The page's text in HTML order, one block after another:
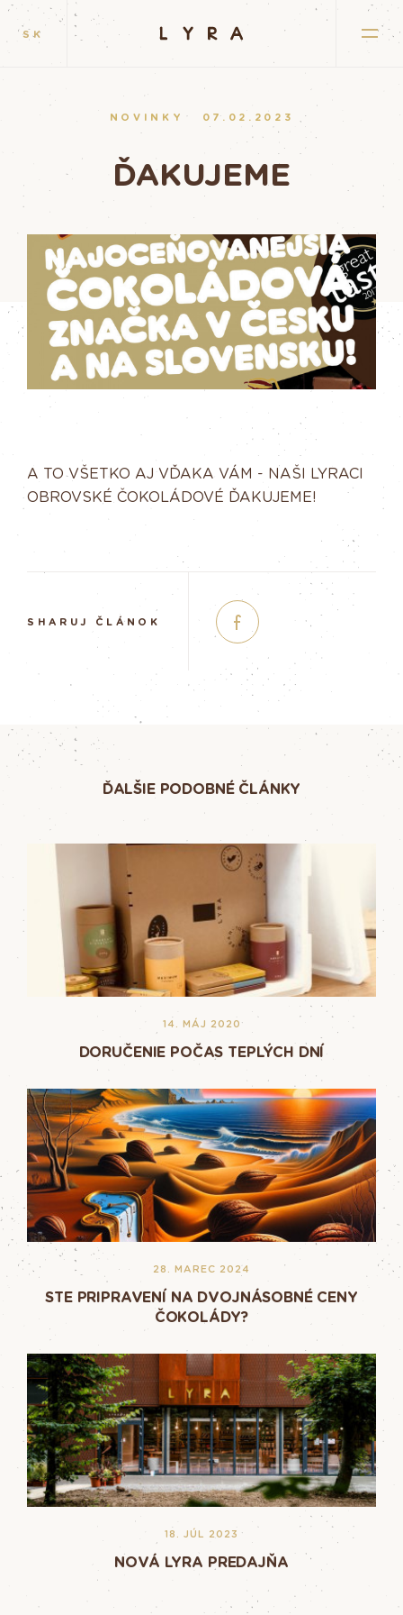
SK
NOVINKY 07.02.2023
ĎAKUJEME
A TO VŠETKO AJ VĎAKA VÁM - NAŠI LYRACI
OBROVSKÉ ČOKOLÁDOVÉ ĎAKUJEME!
SHARUJ ČLÁNOK
ĎALŠIE PODOBNÉ ČLÁNKY
14. MÁJ 2020
DORUČENIE POČAS TEPLÝCH DNÍ
28. MAREC 2024
STE PRIPRAVENÍ NA DVOJNÁSOBNÉ CENY
ČOKOLÁDY?
18. JÚL 2023
NOVÁ LYRA PREDAJŇA